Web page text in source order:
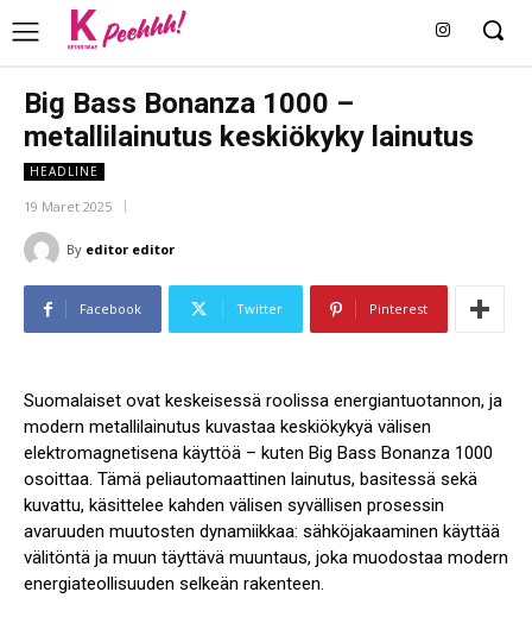
Big Bass Bonanza 1000 –
metallilainutus keskiökyky lainutus
HEADLINE
19 Maret 2025
By editor editor
Facebook Twitter Pinterest
Suomalaiset ovat keskeisessä roolissa energiantuotannon, ja
modern metallilainutus kuvastaa keskiökykyä välisen
elektromagnetisena käyttöä – kuten Big Bass Bonanza 1000
osoittaa. Tämä peliautomaattinen lainutus, basitessä sekä
kuvattu, käsittelee kahden välisen syvällisen prosessin
avaruuden muutosten dynamiikkaa: sähköjakaaminen käyttää
välitöntä ja muun täyttävä muuntaus, joka muodostaa modern
energiateollisuuden selkeän rakenteen.